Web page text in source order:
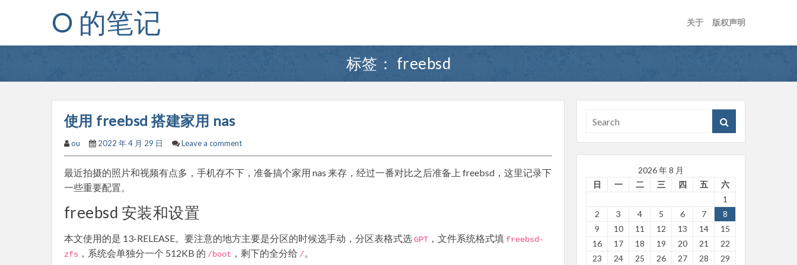
O 的笔记 关于 版权声明
标签： freebsd
使用 freebsd 搭建家用 nas
ou 2022 年 4 月 29 日 Leave a comment
最近拍摄的照片和视频有点多，手机存不下，准备搞个家用 nas 来存，经过一番对比之后准备上 freebsd，这里记录下
一些重要配置。
freebsd 安装和设置
本文使用的是 13-RELEASE。要注意的地方主要是分区的时候选手动，分区表格式选GPT ，文件系统格式填 freebsd -
zfs ，系统会单独分一个 512KB 的 /boot ，剩下的全分给 /。
2026 年 8 月
日
一 二 三 四 五
六
1
2
3 4 5 6 7
8
9
10 11 12 13 14
15
16
17 18 19 20 21
22
23
24 25 26 27 28 29